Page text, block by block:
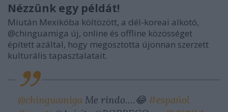
Nézzünk egy példát!
Miután Mexikóba költözött, a dél-koreai alkotó,
@chinguamiga új, online és offline közösséget
épített azáltal, hogy megosztotta újonnan szerzett
kulturális tapasztalatait.
@chinguamiga Me rindo….😂 #español